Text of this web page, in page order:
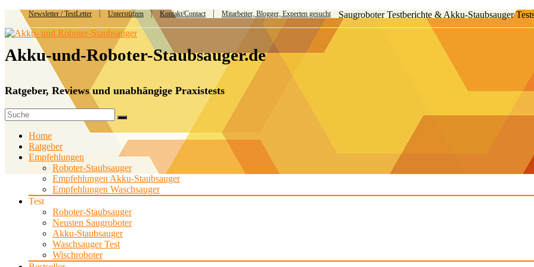
Newsletter / TestLetter Unterstützen Kontakt/Contact Mitarbeiter, Blogger, Experten gesucht Saugroboter Testberichte & Akku-Staubsauger
Akku-und-Roboter-Staubsauger.de
Ratgeber, Reviews und unabhängige Praxistests
Home
Ratgeber
Empfehlungen
Roboter-Staubsauger
Empfehlungen Akku-Staubsauger
Empfehlungen Waschsauger
Test
Roboter-Staubsauger
Neusten Saugroboter
Akku-Staubsauger
Waschsauger Test
Wischroboter